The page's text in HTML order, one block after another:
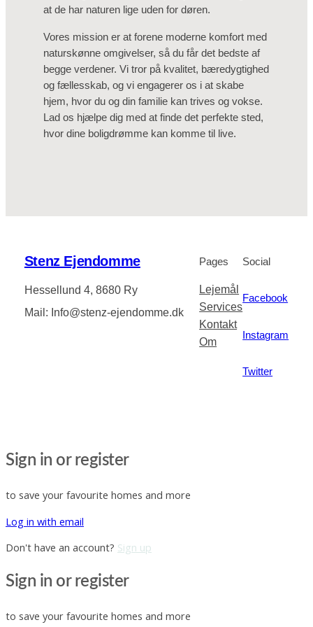
at de har naturen lige uden for døren.
Vores mission er at forene moderne komfort med
naturskønne omgivelser, så du får det bedste af
begge verdener. Vi tror på kvalitet, bæredygtighed
og fællesskab, og vi engagerer os i at skabe
hjem, hvor du og din familie kan trives og vokse.
Lad os hjælpe dig med at finde det perfekte sted,
hvor dine boligdrømme kan komme til live.
Stenz Ejendomme
Hessellund 4, 8680 Ry
Mail: Info@stenz-ejendomme.dk
Pages
Lejemål
Services
Kontakt
Om
Social
Facebook
Instagram
Twitter
Sign in or register
to save your favourite homes and more
Log in with email
Don't have an account? Sign up
Sign in or register
to save your favourite homes and more